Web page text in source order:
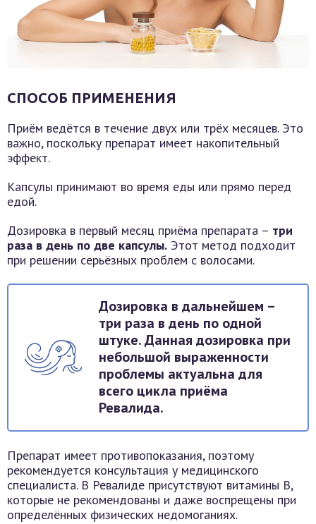
СПОСОБ ПРИМЕНЕНИЯ
Приём ведётся в течение двух или трёх месяцев. Это
важно, поскольку препарат имеет накопительный
эффект.
Капсулы принимают во время еды или прямо перед
едой.
Дозировка в первый месяц приёма препарата – три
раза в день по две капсулы. Этот метод подходит
при решении серьёзных проблем с волосами.
Дозировка в дальнейшем –
три раза в день по одной
штуке. Данная дозировка при
небольшой выраженности
проблемы актуальна для
всего цикла приёма
Ревалида.
Препарат имеет противопоказания, поэтому
рекомендуется консультация у медицинского
специалиста. В Ревалиде присутствуют витамины B,
которые не рекомендованы и даже воспрещены при
определённых физических недомоганиях.